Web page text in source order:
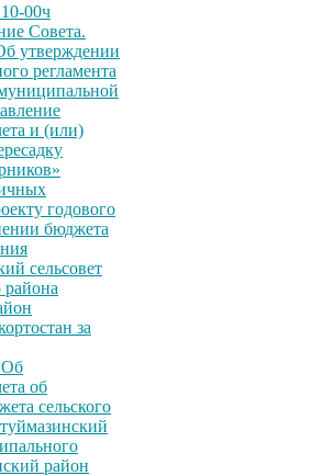
00ч
Совета.
утверждении
регламента
и (или)
годового
бюджета
сельсовет
за
Об
об
сельского
район